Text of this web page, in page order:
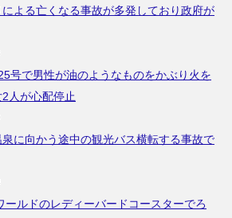
よる亡くなる事故が多発しており政府が
号で男性が油のようなものをかぶり火を
人が心配停止
に向かう途中の観光バス横転する事故で
ールドのレディーバードコースターでろ